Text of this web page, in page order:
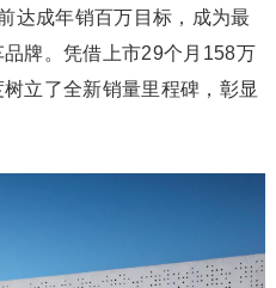
达成年销百万目标，成为最
牌。凭借上市29个月158万
立了全新销量里程碑，彰显